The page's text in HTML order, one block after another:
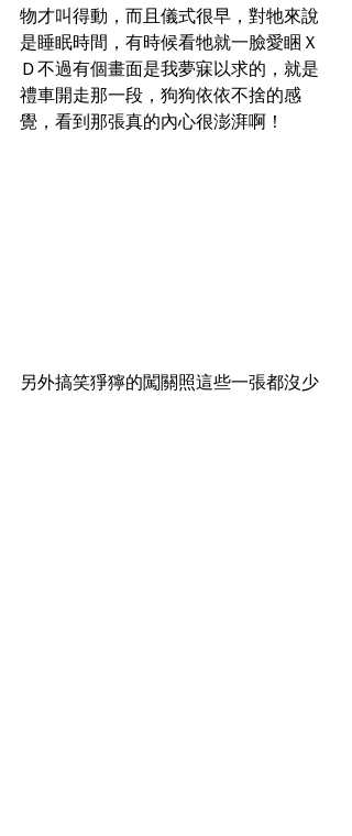
物才叫得動，而且儀式很早，對牠來說
是睡眠時間，有時候看牠就一臉愛睏Ｘ
Ｄ不過有個畫面是我夢寐以求的，就是
禮車開走那一段，狗狗依依不捨的感
覺，看到那張真的內心很澎湃啊！
另外搞笑猙獰的闖關照這些一張都沒少